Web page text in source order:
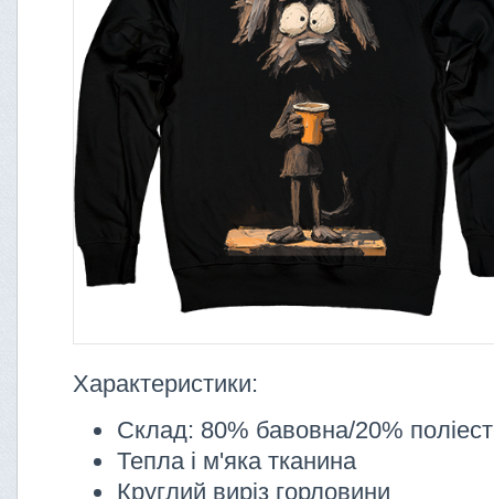
Характеристики:
Склад: 80% бавовна/20%
Тепла і м'яка тканина
Круглий виріз горловини